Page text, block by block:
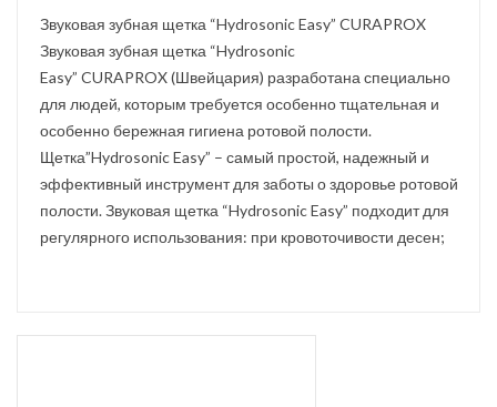
Звуковая зубная щетка “Hydrosonic Easy” CURAPROX
Звуковая зубная щетка “Hydrosonic
Easy” CURAPROX (Швейцария) разработана специально
для людей, которым требуется особенно тщательная и
особенно бережная гигиена ротовой полости.
Щетка”Hydrosonic Easy” – самый простой, надежный и
эффективный инструмент для заботы о здоровье ротовой
полости. Звуковая щетка “Hydrosonic Easy” подходит для
регулярного использования: при кровоточивости десен;